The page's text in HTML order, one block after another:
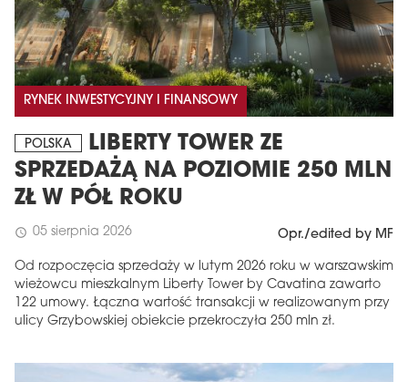
RYNEK INWESTYCYJNY I FINANSOWY
POLSKA
LIBERTY TOWER ZE
SPRZEDAŻĄ NA POZIOMIE 250 MLN
ZŁ W PÓŁ ROKU
schedule 05 sierpnia 2026 Opr./edited by MF
Od rozpoczęcia sprzedaży w lutym 2026 roku w warszawskim
wieżowcu mieszkalnym Liberty Tower by Cavatina zawarto
122 umowy. Łączna wartość transakcji w realizowanym przy
ulicy Grzybowskiej obiekcie przekroczyła 250 mln zł.